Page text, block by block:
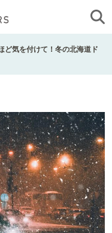
ど気を付けて！冬の北海道ド